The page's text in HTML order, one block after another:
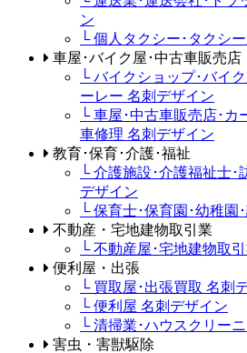
ン
└ 個人タクシー･タクシ
車屋･バイク屋･中古車販売店
└ バイクショップ･バイ
ーレー 名刺デザイン
└ 車屋･中古車販売店･カ
車修理 名刺デザイン
教育･保育･介護･福祉
└ 介護施設･介護福祉士･
デザイン
└ 保育士･保育園･幼稚園
不動産・宅地建物取引業
└ 不動産屋･宅地建物取
便利屋・出張
└ 買取屋･出張買取 名刺
└ 便利屋 名刺デザイン
└ 清掃業･ハウスクリー
害虫・害獣駆除